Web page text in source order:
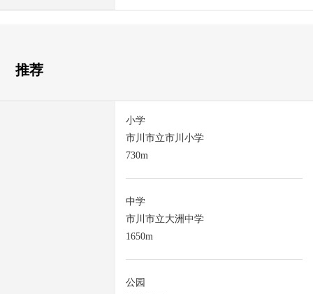
推荐
小学
市川市立市川小学
730m
中学
市川市立大洲中学
1650m
公园